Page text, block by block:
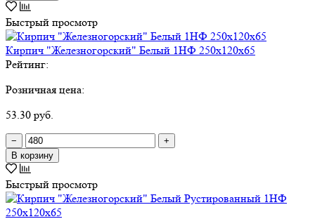
Быстрый просмотр
Кирпич "Железногорский" Белый 1НФ 250х120х65
Рейтинг:
Розничная цена:
53.30 руб.
−
+
В корзину
Быстрый просмотр